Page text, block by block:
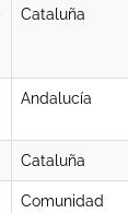
Cataluña
Andalucía
Cataluña
Comunidad